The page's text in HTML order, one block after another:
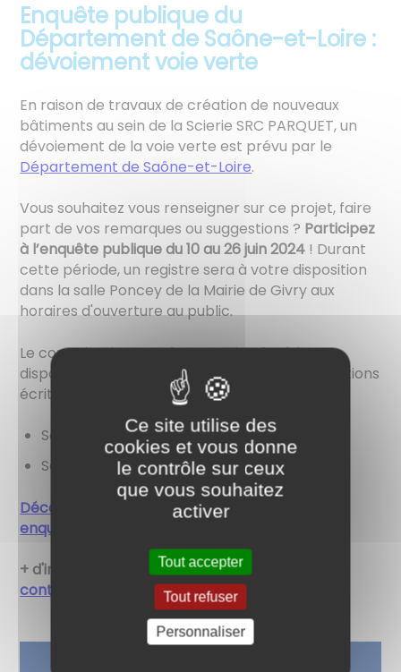
Enquête publique du
Département de Saône-et-Loire :
dévoiement voie verte
En raison de travaux de création de nouveaux
bâtiments au sein de la Scierie SRC PARQUET, un
dévoiement de la voie verte est prévu par le
Département de Saône-et-Loire.
Vous souhaitez vous renseigner sur ce projet, faire
part de vos remarques ou suggestions ? Participez
à l’enquête publique du 10 au 26 juin 2024 ! Durant
cette période, un registre sera à votre disposition
dans la salle Poncey de la Mairie de Givry aux
horaires d'ouverture au public.
Le commissaire enquêteur se tiendra à la
disposition du public pour recevoir les observations
écrites ou orales du public à la Mairie :
Samedi 15 juin de 9h à 12h
Samedi 22 juin de 9h à 12h
Découvrez ici tous les documents liés à cette
enquête publique
+ d'infos : 03 85 94 16 30 -
contact@mairiedegivry.fr
Ce site utilise des
cookies et vous donne
le contrôle sur ceux
que vous souhaitez
activer
Tout accepter
Tout refuser
Personnaliser